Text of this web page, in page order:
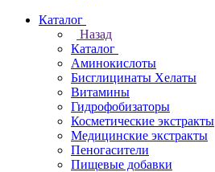
Каталог
Назад
Каталог
Аминокислоты
Бисглицинаты Хелаты
Витамины
Гидрофобизаторы
Косметические экстракты
Медицинские экстракты
Пеногасители
Пищевые добавки